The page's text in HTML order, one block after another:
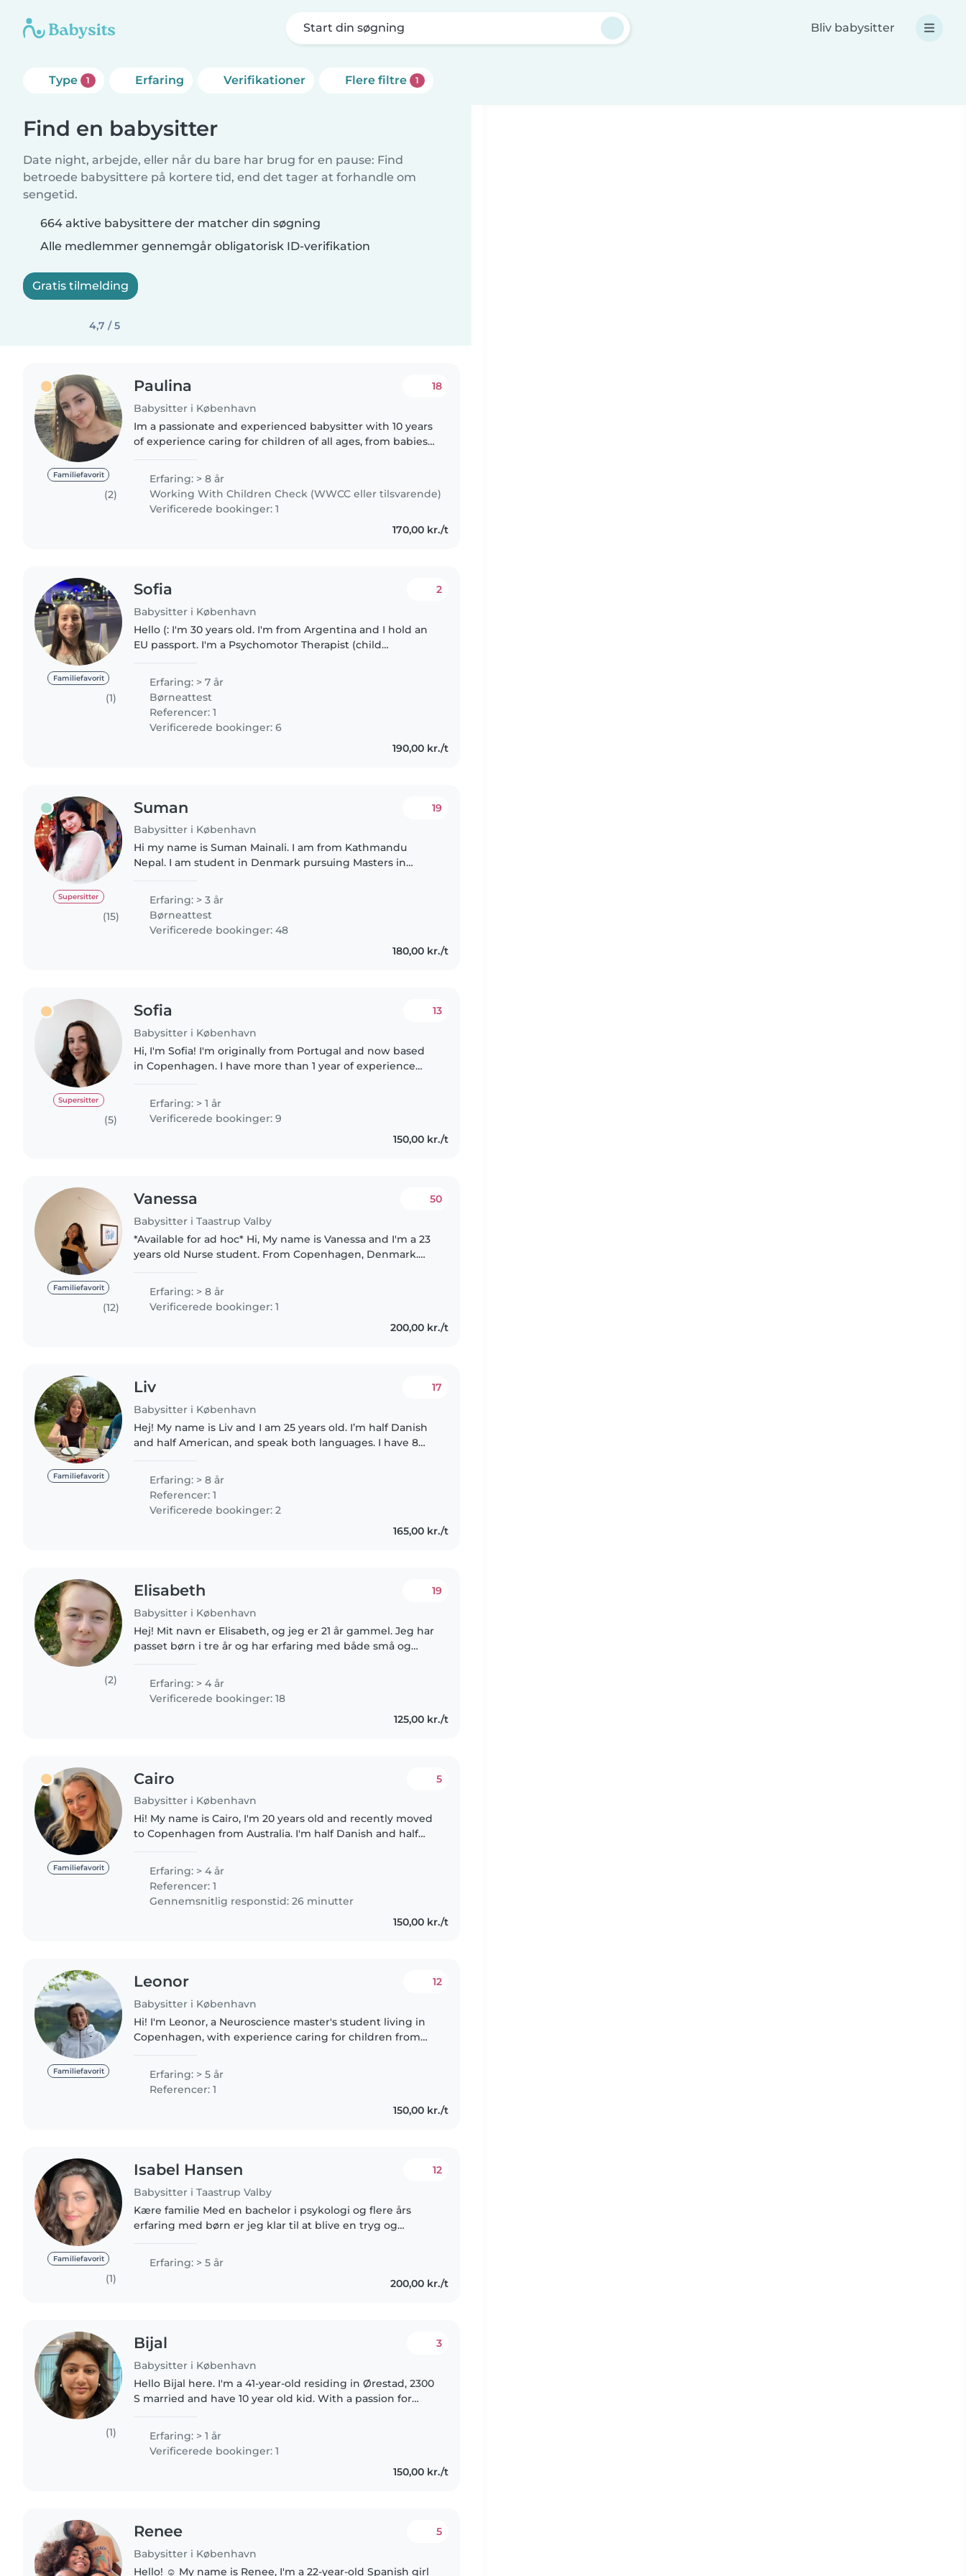
Start din søgning Bliv babysitter
Type 1 Erfaring Verifikationer Flere filtre 1
Find en babysitter
Date night, arbejde, eller når du bare har brug for en pause: Find
betroede babysittere på kortere tid, end det tager at forhandle om
sengetid.
664 aktive babysittere der matcher din søgning
Alle medlemmer gennemgår obligatorisk ID-verifikation
Gratis tilmelding
4,7 / 5
Familiefavorit
(2)
Paulina
Babysitter i København
18
Im a passionate and experienced babysitter with 10 years
of experience caring for children of all ages, from babies
Spanish, and..
Erfaring: > 8 år
Working With Children Check (WWCC eller tilsvarende)
Verificerede bookinger: 1
170,00 kr./t
Familiefavorit
(1)
Sofia
Babysitter i København
2
Hello (: I'm 30 years old. I'm from Argentina and I hold an
EU passport. I'm a Psychomotor Therapist (child
with and care for..
Erfaring: > 7 år
Børneattest
Referencer: 1
Verificerede bookinger: 6
190,00 kr./t
Supersitter
(15)
Suman
Babysitter i København
19
Hi my name is Suman Mainali. I am from Kathmandu
Nepal. I am student in Denmark pursuing Masters in
enthusiastic babysitter..
Erfaring: > 3 år
Børneattest
Verificerede bookinger: 48
180,00 kr./t
Supersitter
(5)
Sofia
Babysitter i København
13
Hi, I'm Sofia! I'm originally from Portugal and now based
in Copenhagen. I have more than 1 year of experience
gained through..
Erfaring: > 1 år
Verificerede bookinger: 9
150,00 kr./t
Familiefavorit
(12)
Vanessa
Babysitter i Taastrup Valby
50
*Available for ad hoc* Hi, My name is Vanessa and I'm a 23
years old Nurse student. From Copenhagen, Denmark.
daycare for..
Erfaring: > 8 år
Verificerede bookinger: 1
200,00 kr./t
Familiefavorit
Liv
Babysitter i København
17
Hej! My name is Liv and I am 25 years old. I’m half Danish
and half American, and speak both languages. I have 8
years old. Activities..
Erfaring: > 8 år
Referencer: 1
Verificerede bookinger: 2
165,00 kr./t
(2)
Elisabeth
Babysitter i København
19
Hej! Mit navn er Elisabeth, og jeg er 21 år gammel. Jeg har
passet børn i tre år og har erfaring med både små og
Erfaring: > 4 år
Verificerede bookinger: 18
125,00 kr./t
Familiefavorit
Cairo
Babysitter i København
5
Hi! My name is Cairo, I'm 20 years old and recently moved
to Copenhagen from Australia. I'm half Danish and half
experience,..
Erfaring: > 4 år
Referencer: 1
Gennemsnitlig responstid: 26 minutter
150,00 kr./t
Familiefavorit
Leonor
Babysitter i København
12
Hi! I'm Leonor, a Neuroscience master's student living in
Copenhagen, with experience caring for children from
creating meaningful..
Erfaring: > 5 år
Referencer: 1
150,00 kr./t
Familiefavorit
(1)
Isabel Hansen
Babysitter i Taastrup Valby
12
Kære familie Med en bachelor i psykologi og flere års
erfaring med børn er jeg klar til at blive en tryg og
i en vuggestue..
Erfaring: > 5 år
200,00 kr./t
(1)
Bijal
Babysitter i København
3
Hello Bijal here. I'm a 41-year-old residing in Ørestad, 2300
S married and have 10 year old kid. With a passion for
the pleasure..
Erfaring: > 1 år
Verificerede bookinger: 1
150,00 kr./t
Renee
Babysitter i København
5
Hello! ☺️ My name is Renee, I'm a 22-year-old Spanish girl